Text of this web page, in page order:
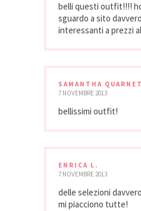
belli questi outfit!!!!
sguardo a sito
interessanti a prezzi
SAMANTHA
7 NOVEMBRE 2013
bellissimi outfit!
ENRICA L.
7 NOVEMBRE 2013
delle selezioni
mi piacciono tutte!